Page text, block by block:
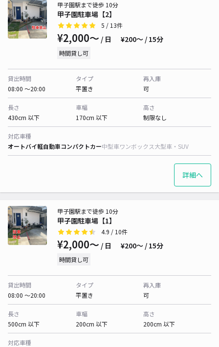
甲子園駐車場【2】
甲子園駅まで徒歩 10分
5 / 13件
¥2,000〜 / 日 ¥200〜 / 15分
時間貸し可
貸出時間
08:00 〜20:00
タイプ
平置き
再入庫
可
長さ
430cm 以下
車幅
170cm 以下
高さ
制限なし
対応車種
オートバイ軽自動車コンパクトカー中型車ワンボックス大型車・SUV
詳細へ
甲子園駐車場【1】
甲子園駅まで徒歩 10分
4.9 / 10件
¥2,000〜 / 日 ¥200〜 / 15分
時間貸し可
貸出時間
08:00 〜20:00
タイプ
平置き
再入庫
可
長さ
500cm 以下
車幅
200cm 以下
高さ
200cm 以下
対応車種